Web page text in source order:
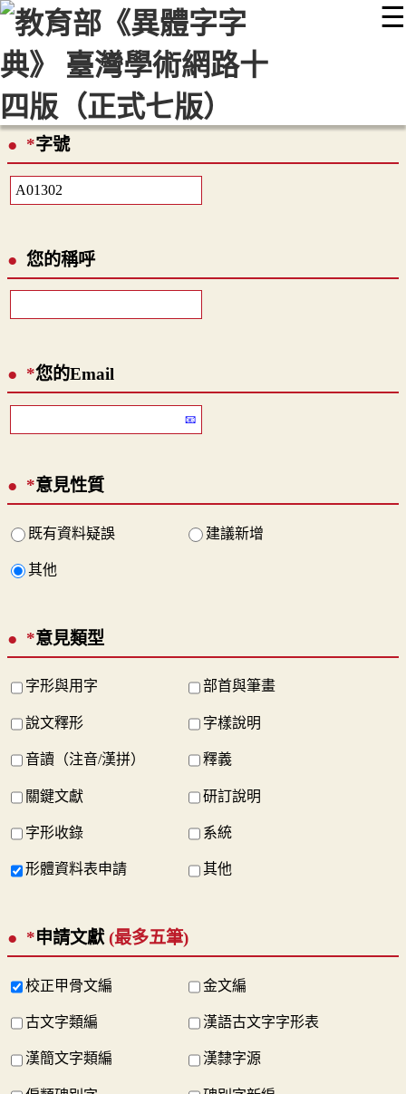
☰
::: 最新消息 常見問題 編輯說明
顯示模式
網站導覽
*字號
您的稱呼
*您的Email
*意見性質
既有資料疑誤 建議新增
其他
*意見類型
字形與用字 部首與筆畫
說文釋形 字樣說明
音讀（注音/漢拼） 釋義
關鍵文獻 研訂說明
字形收錄 系統
形體資料表申請 其他
*申請文獻 (最多五筆)
校正甲骨文編 金文編
古文字類編 漢語古文字字形表
漢簡文字類編 漢隸字源